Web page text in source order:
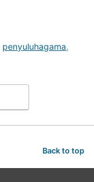
penyuluhagama,
Back to top